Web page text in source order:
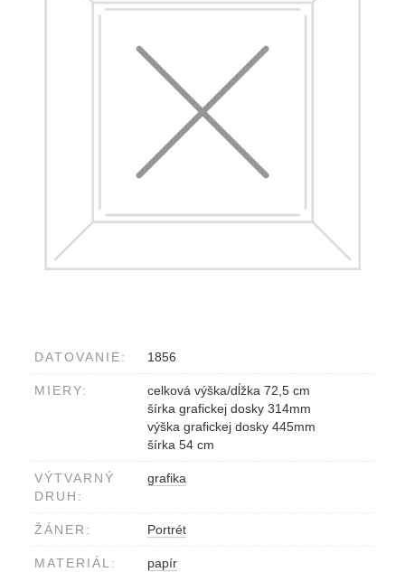
DATOVANIE: 1856
MIERY:
celková výška/dĺžka 72,5 cm
šírka grafickej dosky 314mm
výška grafickej dosky 445mm
šírka 54 cm
VÝTVARNÝ
DRUH:
grafika
ŽÁNER: Portrét
MATERIÁL: papír